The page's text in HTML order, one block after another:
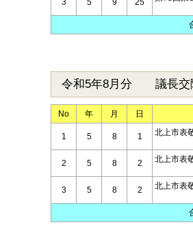
3 5 9 25
令和5年8月分 議長交
No 年 月 日
1 5 8 1 北上市表
2 5 8 2 北上市表
3 5 8 2 北上市表